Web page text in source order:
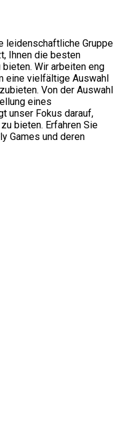
leidenschaftliche Gruppe
Ihnen die besten
Wir arbeiten eng
eine vielfältige Auswahl
Von der Auswahl
eines
unser Fokus darauf,
bieten. Erfahren Sie
Games und deren